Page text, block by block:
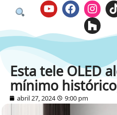
Esta tele OLED
mínimo
abril 27, 2024 9:00 pm